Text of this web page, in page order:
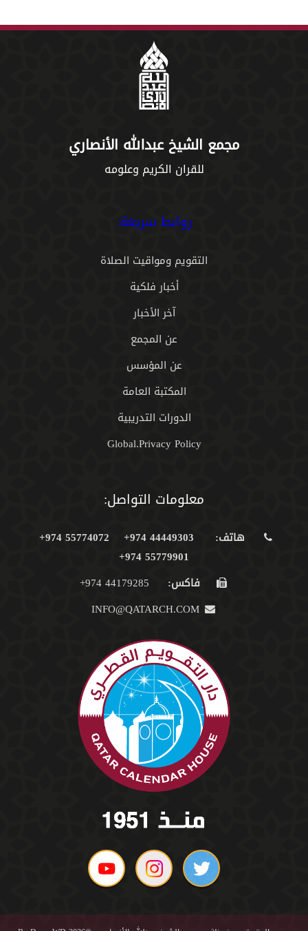
مجمع الشيخ عبدالله الأنصاري
للقران الكريم وعلومه
روابط سريعة:
التقويم ومواقيت الصلاة
أخبار فلكية
آخر الأخبار
عن المجمع
عن المؤسس
المكتبة العامة
الدورات التدريبية
Global.Privacy Policy
معلومات التواصل:
هاتف: 44449303 974+
55774072 974+
55779901 974+
فاكس: